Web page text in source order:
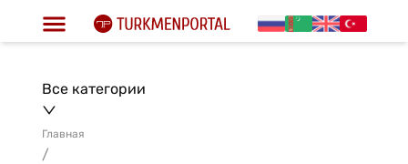
Все категории
Главная
/